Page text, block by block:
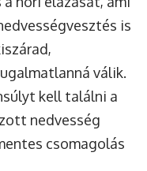
is
válik.
kell találni a
nedvesség
csomagolás